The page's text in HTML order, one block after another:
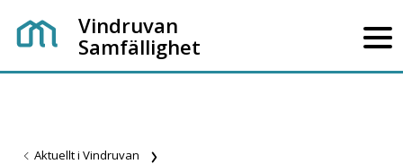
Vindruvan
Samfällighet
Aktuellt i Vindruvan